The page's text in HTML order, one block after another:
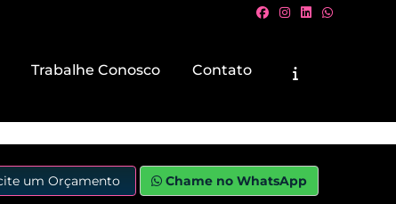
Trabalhe Conosco Contato
um Orçamento Chame no WhatsApp